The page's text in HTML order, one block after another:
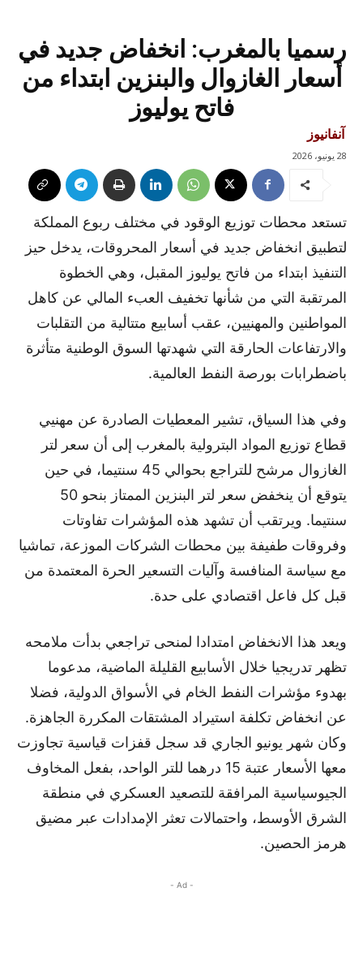
رسميا بالمغرب: انخفاض جديد في
أسعار الغازوال والبنزين ابتداء من
فاتح يوليوز
آنفانيوز
28 يونيو، 2026
تستعد محطات توزيع الوقود في مختلف ربوع المملكة
لتطبيق انخفاض جديد في أسعار المحروقات، يدخل حيز
التنفيذ ابتداء من فاتح يوليوز المقبل، وهي الخطوة
المرتقبة التي من شأنها تخفيف العبء المالي عن كاهل
المواطنين والمهنيين، عقب أسابيع متتالية من التقلبات
والارتفاعات الحارقة التي شهدتها السوق الوطنية متأثرة
باضطرابات بورصة النفط العالمية.
وفي هذا السياق، تشير المعطيات الصادرة عن مهنيي
قطاع توزيع المواد البترولية بالمغرب إلى أن سعر لتر
الغازوال مرشح للتراجع بحوالي 45 سنتيما، في حين
يتوقع أن ينخفض سعر لتر البنزين الممتاز بنحو 50
سنتيما. ويرتقب أن تشهد هذه المؤشرات تفاوتات
وفروقات طفيفة بين محطات الشركات الموزعة، تماشيا
مع سياسة المنافسة وآليات التسعير الحرة المعتمدة من
قبل كل فاعل اقتصادي على حدة.
ويعد هذا الانخفاض امتدادا لمنحى تراجعي بدأت ملامحه
تظهر تدريجيا خلال الأسابيع القليلة الماضية، مدعوما
بهدوء مؤشرات النفط الخام في الأسواق الدولية، فضلا
عن انخفاض تكلفة استيراد المشتقات المكررة الجاهزة.
وكان شهر يونيو الجاري قد سجل قفزات قياسية تجاوزت
معها الأسعار عتبة 15 درهما للتر الواحد، بفعل المخاوف
الجيوسياسية المرافقة للتصعيد العسكري في منطقة
الشرق الأوسط، واحتمالات تعثر الإمدادات عبر مضيق
هرمز الحصين.
- Ad -